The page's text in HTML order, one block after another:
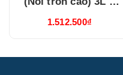
Cook Xám 2
1.512.500₫